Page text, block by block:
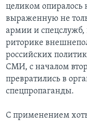
целиком опиралось
выраженную не
армии и спецслужб,
риторике
российских
СМИ, с началом
превратились в
спецпропаганды.
С применением